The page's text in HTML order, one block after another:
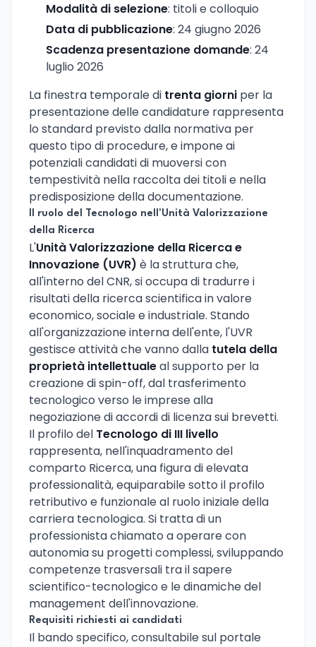
Modalità di selezione: titoli e colloquio
Data di pubblicazione: 24 giugno 2026
Scadenza presentazione domande: 24
luglio 2026
La finestra temporale di trenta giorni per la
presentazione delle candidature rappresenta
lo standard previsto dalla normativa per
questo tipo di procedure, e impone ai
potenziali candidati di muoversi con
tempestività nella raccolta dei titoli e nella
predisposizione della documentazione.
Il ruolo del Tecnologo nell'Unità Valorizzazione
della Ricerca
L'Unità Valorizzazione della Ricerca e
Innovazione (UVR) è la struttura che,
all'interno del CNR, si occupa di tradurre i
risultati della ricerca scientifica in valore
economico, sociale e industriale. Stando
all'organizzazione interna dell'ente, l'UVR
gestisce attività che vanno dalla tutela della
proprietà intellettualeal supporto per la
creazione di spin-off, dal trasferimento
tecnologico verso le imprese alla
negoziazione di accordi di licenza sui brevetti.
Il profilo del Tecnologo di III livello
rappresenta, nell'inquadramento del
comparto Ricerca, una figura di elevata
professionalità, equiparabile sotto il profilo
retributivo e funzionale al ruolo iniziale della
carriera tecnologica. Si tratta di un
professionista chiamato a operare con
autonomia su progetti complessi, sviluppando
competenze trasversali tra il sapere
scientifico-tecnologico e le dinamiche del
management dell'innovazione.
Requisiti richiesti ai candidati
Il bando specifico, consultabile sul portale